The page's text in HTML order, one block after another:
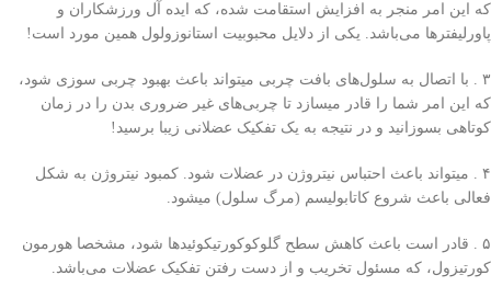
که این امر منجر به افزایش استقامت شده، که ایده آل ورزشکاران و
پاورلیفتر‌ها می‌باشد. یکی‌ از دلایل محبوبیت استانوزولول همین مورد است!
۳ . با اتصال به سلول‌های بافت چربی‌ میتواند باعث بهبود چربی‌ سوزی شود،
که این امر شما را قادر میسازد تا چربی‌‌های غیر ضروری بدن را در زمان
کوتاهی‌ بسوزانید و در نتیجه به یک تفکیک عضلانی زیبا برسید!
۴ . میتواند باعث احتباس نیتروژن در عضلات شود. کمبود نیتروژن به شکل
فعالی‌ باعث شروع کاتابولیسم (مرگ سلول) میشود.
۵ . قادر است باعث کاهش سطح گلوکوکورتیکوئید‌ها شود، مشخصا هورمون
کورتیزول، که مسئول تخریب و از دست رفتن تفکیک عضلات می‌باشد.